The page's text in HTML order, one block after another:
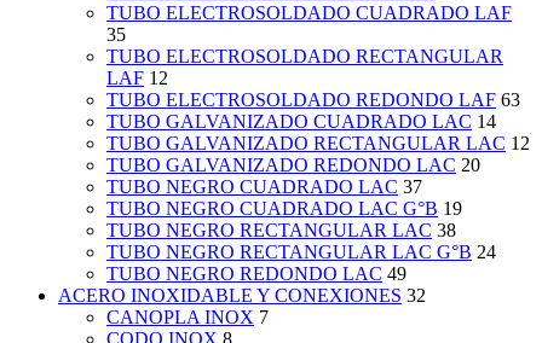
TUBO ELECTROSOLDADO CUADRADO LAF
35
TUBO ELECTROSOLDADO RECTANGULAR
LAF 12
TUBO ELECTROSOLDADO REDONDO LAF 63
TUBO GALVANIZADO CUADRADO LAC 14
TUBO GALVANIZADO RECTANGULAR LAC 12
TUBO GALVANIZADO REDONDO LAC 20
TUBO NEGRO CUADRADO LAC 37
TUBO NEGRO CUADRADO LAC G°B 19
TUBO NEGRO RECTANGULAR LAC 38
TUBO NEGRO RECTANGULAR LAC G°B 24
TUBO NEGRO REDONDO LAC 49
ACERO INOXIDABLE Y CONEXIONES 32
CANOPLA INOX 7